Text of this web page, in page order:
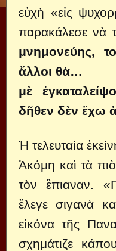
εὐχὴ «εἰς
παρακάλεσε νὰ
μνημονεύης,
ἄλλοι θὰ…
μὲ
δῆθεν δὲν ἔχω
Ἡ τελευταία
Ἀκόμη καὶ τὰ
τὸν ἒπιαναν.
ἔλεγε σιγανὰ
εἰκόνα τῆς
σχημάτιζε